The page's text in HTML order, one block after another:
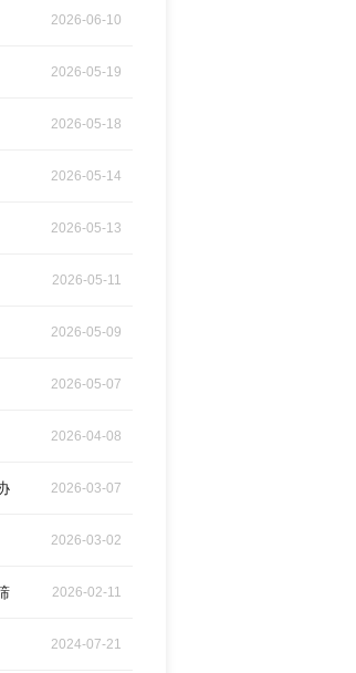
2026-06-10
2026-05-19
2026-05-18
2026-05-14
2026-05-13
2026-05-11
2026-05-09
2026-05-07
2026-04-08
2026-03-07
2026-03-02
2026-02-11
2024-07-21